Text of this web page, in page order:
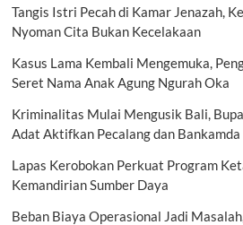
Tangis Istri Pecah di Kamar Jenazah,
Nyoman Cita Bukan Kecelakaan
Kasus Lama Kembali Mengemuka,
Seret Nama Anak Agung Ngurah Oka
Kriminalitas Mulai Mengusik Bali,
Adat Aktifkan Pecalang dan Bankamda
Lapas Kerobokan Perkuat Program
Kemandirian Sumber Daya
Beban Biaya Operasional Jadi